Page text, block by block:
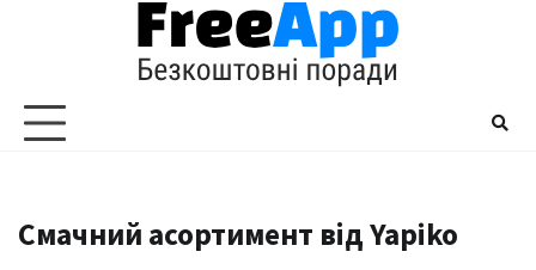
Смачний асортимент від Yapiko